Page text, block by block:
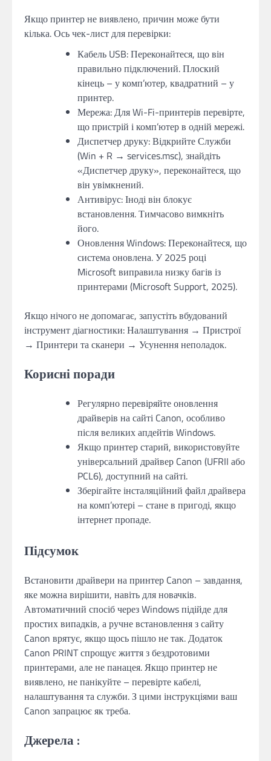
Якщо принтер не виявлено, причин може бути
кілька. Ось чек-лист для перевірки:
Кабель USB: Переконайтеся, що він
правильно підключений. Плоский
кінець – у комп’ютер, квадратний – у
принтер.
Мережа: Для Wi-Fi-принтерів перевірте,
що пристрій і комп’ютер в одній мережі.
Диспетчер друку: Відкрийте Служби
(Win + R → services.msc), знайдіть
«Диспетчер друку», переконайтеся, що
він увімкнений.
Антивірус: Іноді він блокує
встановлення. Тимчасово вимкніть
його.
Оновлення Windows: Переконайтеся, що
система оновлена. У 2025 році
Microsoft виправила низку багів із
принтерами (Microsoft Support, 2025).
Якщо нічого не допомагає, запустіть вбудований
інструмент діагностики: Налаштування → Пристрої
→ Принтери та сканери → Усунення неполадок.
Корисні поради
Регулярно перевіряйте оновлення
драйверів на сайті Canon, особливо
після великих апдейтів Windows.
Якщо принтер старий, використовуйте
універсальний драйвер Canon (UFRII або
PCL6), доступний на сайті.
Зберігайте інсталяційний файл драйвера
на комп’ютері – стане в пригоді, якщо
інтернет пропаде.
Підсумок
Встановити драйвери на принтер Canon – завдання,
яке можна вирішити, навіть для новачків.
Автоматичний спосіб через Windows підійде для
простих випадків, а ручне встановлення з сайту
Canon врятує, якщо щось пішло не так. Додаток
Canon PRINT спрощує життя з бездротовими
принтерами, але не панацея. Якщо принтер не
виявлено, не панікуйте – перевірте кабелі,
налаштування та служби. З цими інструкціями ваш
Canon запрацює як треба.
Джерела: